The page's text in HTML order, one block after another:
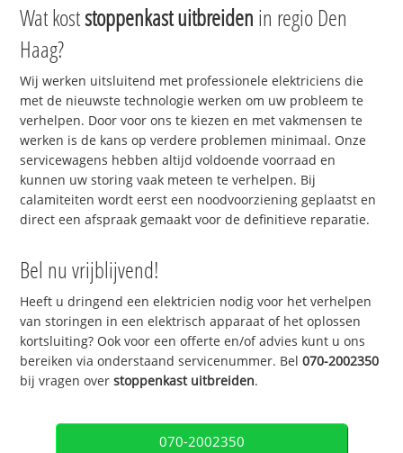
Wat koststoppenkast uitbreiden in regio Den
Haag?
Wij werken uitsluitend met professionele elektriciens die
met de nieuwste technologie werken om uw probleem te
verhelpen. Door voor ons te kiezen en met vakmensen te
werken is de kans op verdere problemen minimaal. Onze
servicewagens hebben altijd voldoende voorraad en
kunnen uw storing vaak meteen te verhelpen. Bij
calamiteiten wordt eerst een noodvoorziening geplaatst en
direct een afspraak gemaakt voor de definitieve reparatie.
Bel nu vrijblijvend!
Heeft u dringend een elektricien nodig voor het verhelpen
van storingen in een elektrisch apparaat of het oplossen
kortsluiting? Ook voor een offerte en/of advies kunt u ons
bereiken via onderstaand servicenummer. Bel070-2002350
bij vragen overstoppenkast uitbreiden.
070-2002350